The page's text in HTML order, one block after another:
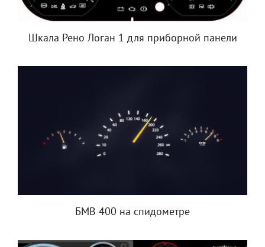
Шкала Рено Логан 1 для приборной панели
БМВ 400 на спидометре